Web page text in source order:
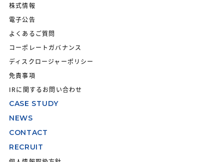
株式情報
電子公告
よくあるご質問
コーポレートガバナンス
ディスクロージャーポリシー
免責事項
IRに関するお問い合わせ
CASE STUDY
NEWS
CONTACT
RECRUIT